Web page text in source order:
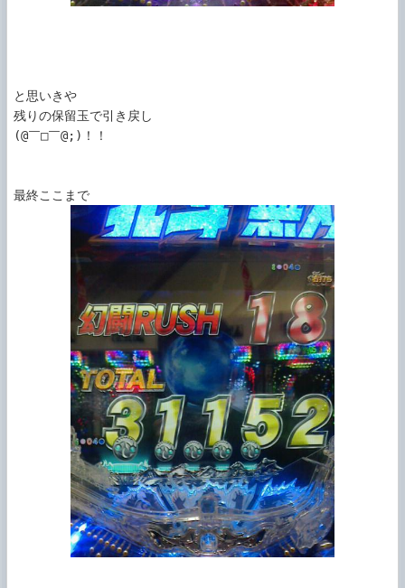
と思いきや
残りの保留玉で引き戻し
(@￣□￣@;)！！